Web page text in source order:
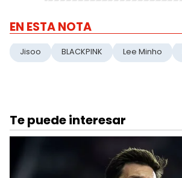
EN ESTA NOTA
Jisoo BLACKPINK Lee Minho